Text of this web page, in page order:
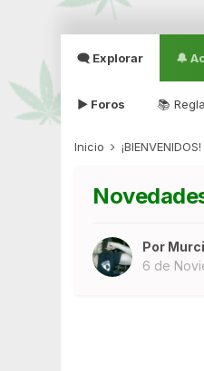
🗨 Explorar
▶ Foros 📚
🔔
Inicio ¡BIENVENIDOS!
Por
6 de